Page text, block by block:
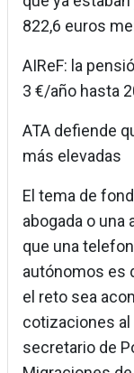
822,6 euros
AIReF: la
3 €/año hasta
ATA defiende
más elevadas
El tema de
abogada o
que una
autónomos es
el reto sea
cotizaciones al
secretario de